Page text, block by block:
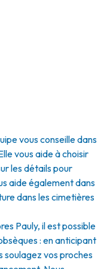
vous conseille dans
vous aide à choisir
les détails pour
aide également dans
dans les cimetières
Pauly, il est possible
: en anticipant
soulagez vos proches